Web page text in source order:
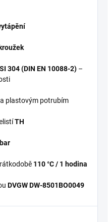
304 (DIN EN 10088-2) –
plastovým potrubím
TH
110 °C / 1 hodina
DVGW DW-8501BO0049